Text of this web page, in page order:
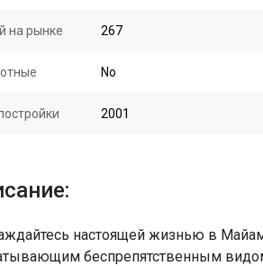
на рынке 267
No
2001
настоящей жизнью в
беспрепятственным